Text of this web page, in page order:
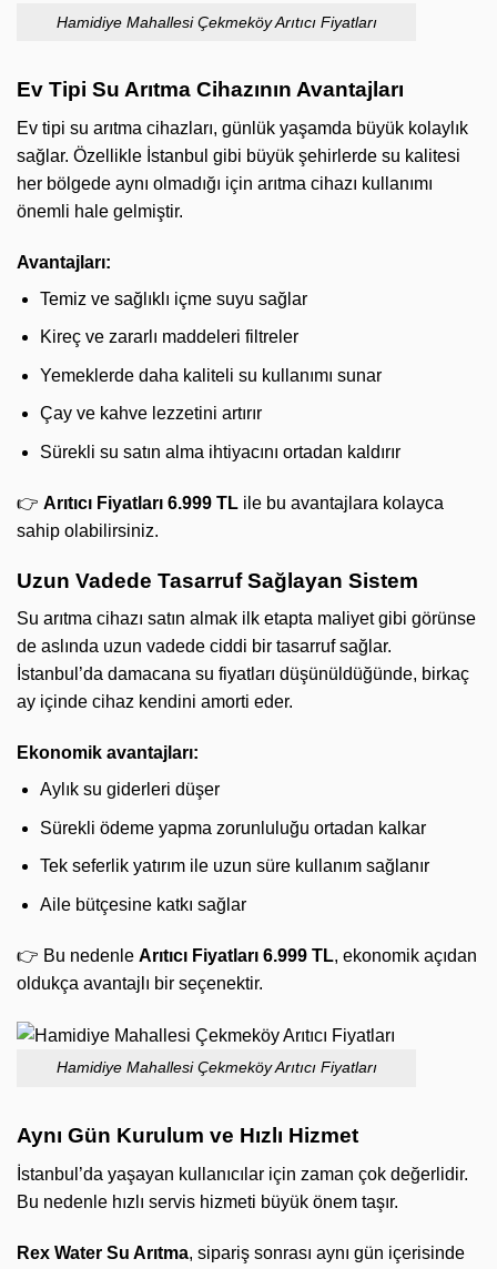
Hamidiye Mahallesi Çekmeköy Arıtıcı Fiyatları
Ev Tipi Su Arıtma Cihazının Avantajları
Ev tipi su arıtma cihazları, günlük yaşamda büyük kolaylık
sağlar. Özellikle İstanbul gibi büyük şehirlerde su kalitesi
her bölgede aynı olmadığı için arıtma cihazı kullanımı
önemli hale gelmiştir.
Avantajları:
Temiz ve sağlıklı içme suyu sağlar
Kireç ve zararlı maddeleri filtreler
Yemeklerde daha kaliteli su kullanımı sunar
Çay ve kahve lezzetini artırır
Sürekli su satın alma ihtiyacını ortadan kaldırır
👉 Arıtıcı Fiyatları 6.999 TL ile bu avantajlara kolayca
sahip olabilirsiniz.
Uzun Vadede Tasarruf Sağlayan Sistem
Su arıtma cihazı satın almak ilk etapta maliyet gibi görünse
de aslında uzun vadede ciddi bir tasarruf sağlar.
İstanbul’da damacana su fiyatları düşünüldüğünde, birkaç
ay içinde cihaz kendini amorti eder.
Ekonomik avantajları:
Aylık su giderleri düşer
Sürekli ödeme yapma zorunluluğu ortadan kalkar
Tek seferlik yatırım ile uzun süre kullanım sağlanır
Aile bütçesine katkı sağlar
👉 Bu nedenle Arıtıcı Fiyatları 6.999 TL, ekonomik açıdan
oldukça avantajlı bir seçenektir.
Hamidiye Mahallesi Çekmeköy Arıtıcı Fiyatları
Aynı Gün Kurulum ve Hızlı Hizmet
İstanbul’da yaşayan kullanıcılar için zaman çok değerlidir.
Bu nedenle hızlı servis hizmeti büyük önem taşır.
Rex Water Su Arıtma, sipariş sonrası aynı gün içerisinde